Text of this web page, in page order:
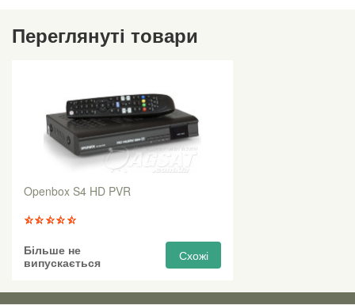
Переглянуті товари
Openbox S4 HD PVR
Більше не
випускається
Схожі